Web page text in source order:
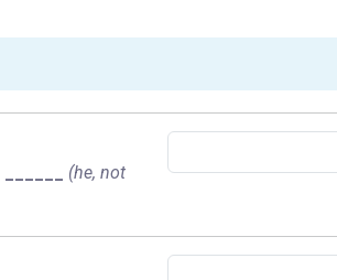
(he, not